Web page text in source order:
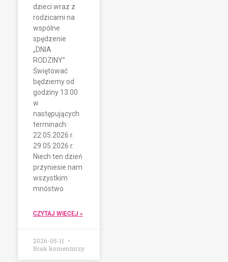
dzieci wraz z
rodzicami na
wspólne
spędzenie
„DNIA
RODZINY”
Świętować
będziemy od
godziny 13.00
w
następujących
terminach:
22.05.2026 r.
29.05.2026 r.
Niech ten dzień
przyniesie nam
wszystkim
mnóstwo
CZYTAJ WIĘCEJ »
2026-05-11
Brak komentarzy